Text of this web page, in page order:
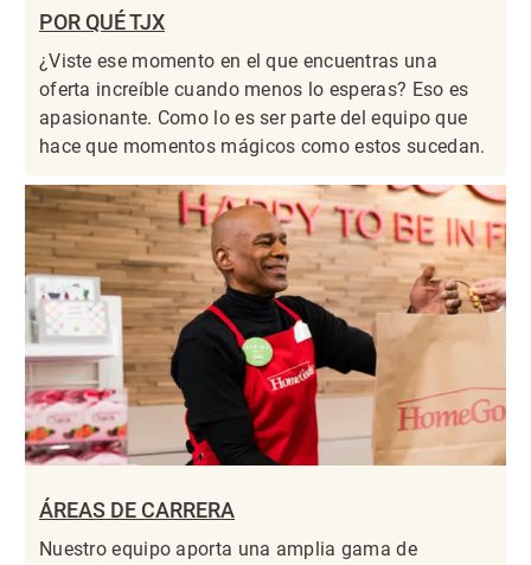
POR QUÉ TJX
¿Viste ese momento en el que encuentras una
oferta increíble cuando menos lo esperas? Eso es
apasionante. Como lo es ser parte del equipo que
hace que momentos mágicos como estos sucedan.
ÁREAS DE CARRERA
Nuestro equipo aporta una amplia gama de